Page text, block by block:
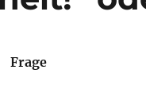
Frage